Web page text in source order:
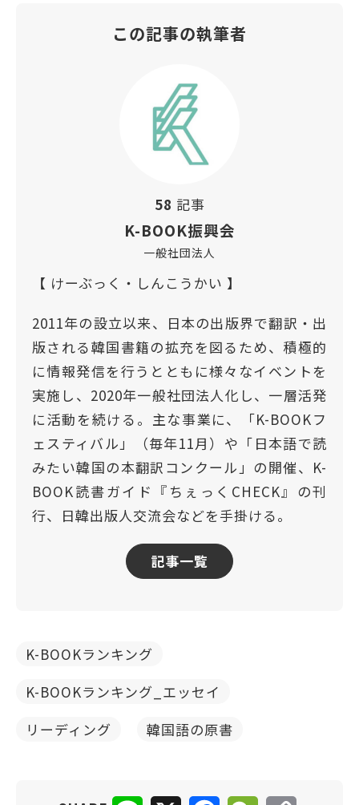
この記事の執筆者
58 記事
K-BOOK振興会
一般社団法人
【 けーぶっく・しんこうかい 】
2011年の設立以来、日本の出版界で翻訳‧出
版される韓国書籍の拡充を図るため、積極的
に情報発信を行うとともに様々なイベントを
実施し、2020年一般社団法人化し、一層活発
に活動を続ける。主な事業に、「K-BOOKフ
ェスティバル」（毎年11月）や「日本語で読
みたい韓国の本翻訳コンクール」の開催、K-
BOOK読書ガイド『ちぇっくCHECK』の刊
行、日韓出版人交流会などを手掛ける。
記事一覧
K-BOOKランキング
K-BOOKランキング_エッセイ
リーディング
韓国語の原書